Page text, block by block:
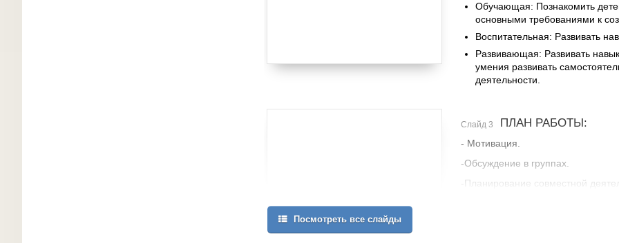
Обучающая: Познакомить
основными требованиями к
Воспитательная: Развивать
Развивающая: Развивать
умения развивать
деятельности.
Слайд 3 ПЛАН РАБОТЫ:
- Мотивация.
-Обсуждение в группах.
-Планирование совместной
Посмотреть все слайды